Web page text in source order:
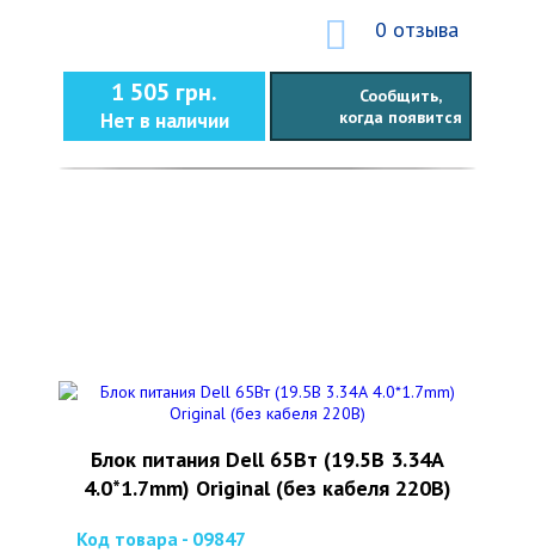
0 отзыва
1 505 грн.
Нет в наличии
Сообщить,
когда появится
Блок питания Dell 65Вт (19.5В 3.34А
4.0*1.7mm) Original (без кабеля 220В)
Код товара - 09847